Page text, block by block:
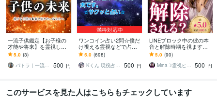
一流子供鑑定【お子様の
才能や将来】を霊視しま
す お子様の気持ちや適職
などを占い、未来の可能
性を最大限に広げる
5.0 (3)
パトラ｜一流の霊視鑑定
500 円
満枠対応中
ワンコイン占い2問☆僕だ
け視える霊視などで占い
ます ワンコインで心のモ
ヤモヤを即解決します。
質問2つまでOKです
5.0 (698)
Kくん 現役占い師
500 円
LINEブロック中の彼の本
音と解除時期を視ます
「連絡の可否と具体的時
期を断言します。
5.0 (90)
Mina☽霊視ヒーラー 波動調律師 500 円
このサービスを見た人はこちらもチェックしています